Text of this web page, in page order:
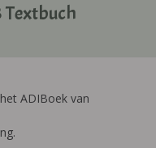
ADIBoek van